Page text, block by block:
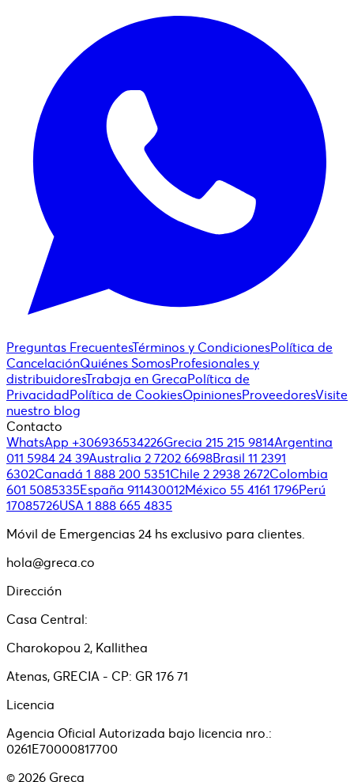
Preguntas FrecuentesTérminos y CondicionesPolítica de
CancelaciónQuiénes SomosProfesionales y
distribuidoresTrabaja en GrecaPolítica de
PrivacidadPolítica de CookiesOpinionesProveedoresVisite
nuestro blog
Contacto
WhatsApp +306936534226Grecia 215 215 9814Argentina
011 5984 24 39Australia 2 7202 6698Brasil 11 2391
6302Canadá 1 888 200 5351Chile 2 2938 2672Colombia
601 5085335España 911430012México 55 4161 1796Perú
17085726USA 1 888 665 4835
Móvil de Emergencias 24 hs exclusivo para clientes.
hola@greca.co
Dirección
Casa Central:
Charokopou 2, Kallithea
Atenas, GRECIA - CP: GR 176 71
Licencia
Agencia Oficial Autorizada bajo licencia nro.:
0261E70000817700
© 2026 Greca